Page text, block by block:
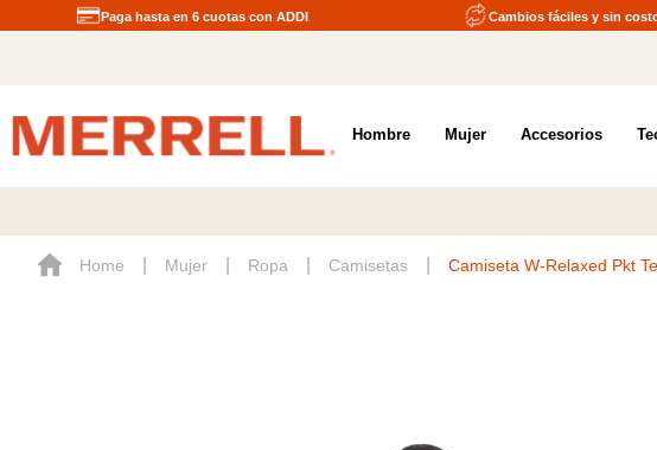
Paga hasta en 6 cuotas con ADDI Cambios fáciles y sin
Hombre Mujer Accesorios
Mujer Ropa Camisetas Camiseta W-Relaxed Pkt
2.